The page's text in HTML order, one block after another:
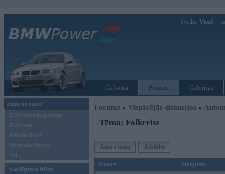
Sveiks, Viesi!
Galvenā Forums Galerijas
Ziņas un raksti
BMW modeļu jaunumi
BMW testi
Mēneša BMW
Sērijveida tūnings
Vel...
Gadījuma bilde
Forums » Vispārējās diskusijas »
Tēma: Folkreiss
Jauna tēma Atbildēt
Autors Ziņojums